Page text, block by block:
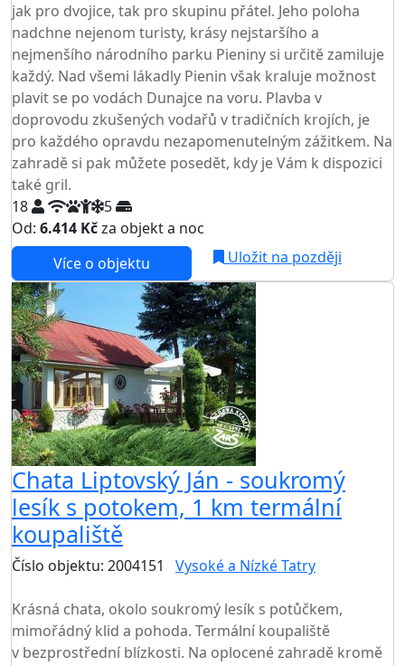
jak pro dvojice, tak pro skupinu přátel. Jeho poloha
nadchne nejenom turisty, krásy nejstaršího a
nejmenšího národního parku Pieniny si určitě zamiluje
každý. Nad všemi lákadly Pienin však kraluje možnost
plavit se po vodách Dunajce na voru. Plavba v
doprovodu zkušených vodařů v tradičních krojích, je
pro každého opravdu nezapomenutelným zážitkem. Na
zahradě si pak můžete posedět, kdy je Vám k dispozici
také gril.
18
5
Od: 6.414 Kčza objekt a noc
Více o objektu
Uložit na později
Chata Liptovský Ján - soukromý
lesík s potokem, 1 km termální
koupaliště
Číslo objektu: 2004151 Vysoké a Nízké Tatry
Krásná chata, okolo soukromý lesík s potůčkem,
mimořádný klid a pohoda. Termální koupaliště
v bezprostřední blízkosti. Na oplocené zahradě kromě